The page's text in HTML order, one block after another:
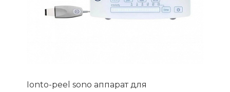
Ionto-peel sono аппарат для